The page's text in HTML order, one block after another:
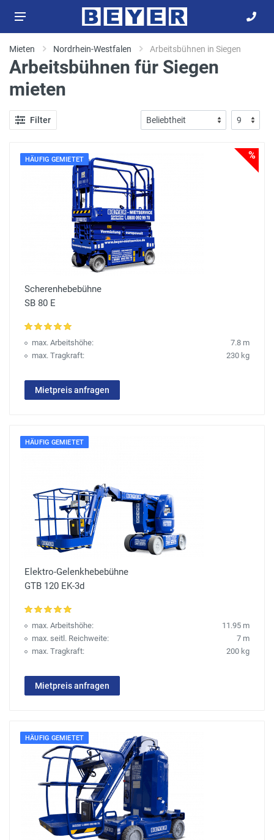
Mieten Nordrhein-Westfalen Arbeitsbühnen in Siegen
Arbeitsbühnen für Siegen
mieten
Filter
HÄUFIG GEMIETET %
Scherenhebebühne
SB 80 E
max. Arbeitshöhe:
7.8 m
max. Tragkraft:
230 kg
Mietpreis anfragen
HÄUFIG GEMIETET
Elektro-Gelenkhebebühne
GTB 120 EK-3d
max. Arbeitshöhe:
11.95 m
max. seitl. Reichweite:
7 m
max. Tragkraft:
200 kg
Mietpreis anfragen
HÄUFIG GEMIETET